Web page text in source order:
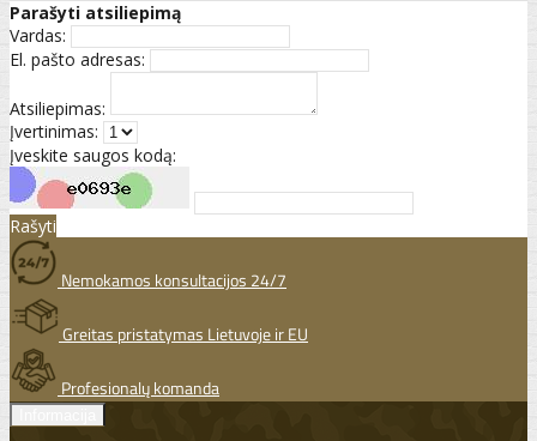
Parašyti atsiliepimą
Vardas:
El. pašto adresas:
Atsiliepimas:
Įvertinimas:
Įveskite saugos kodą:
Rašyti
Nemokamos konsultacijos 24/7
Greitas pristatymas Lietuvoje ir EU
Profesionalų komanda